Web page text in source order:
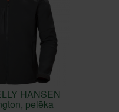
HANSEN
pelēka